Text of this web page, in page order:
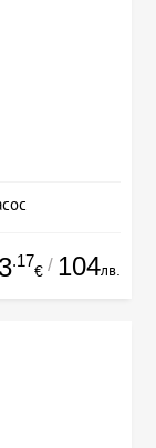
.17
€ / 104лв.